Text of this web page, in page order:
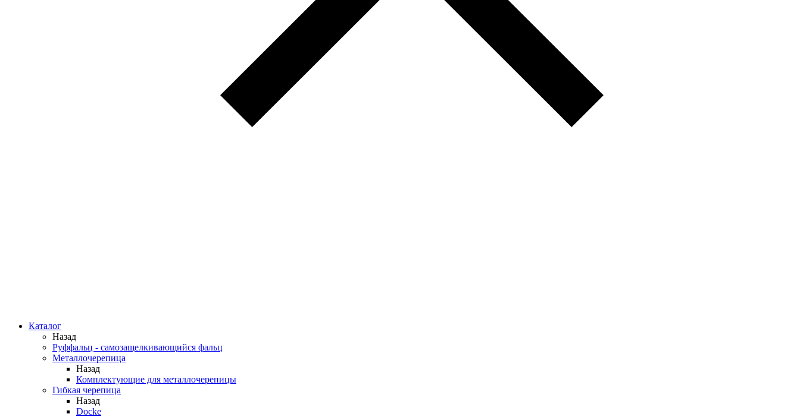
Каталог
Назад
Руффальц - самозащелкивающийся фальц
Металлочерепица
Назад
Комплектующие для металлочерепицы
Гибкая черепица
Назад
Docke